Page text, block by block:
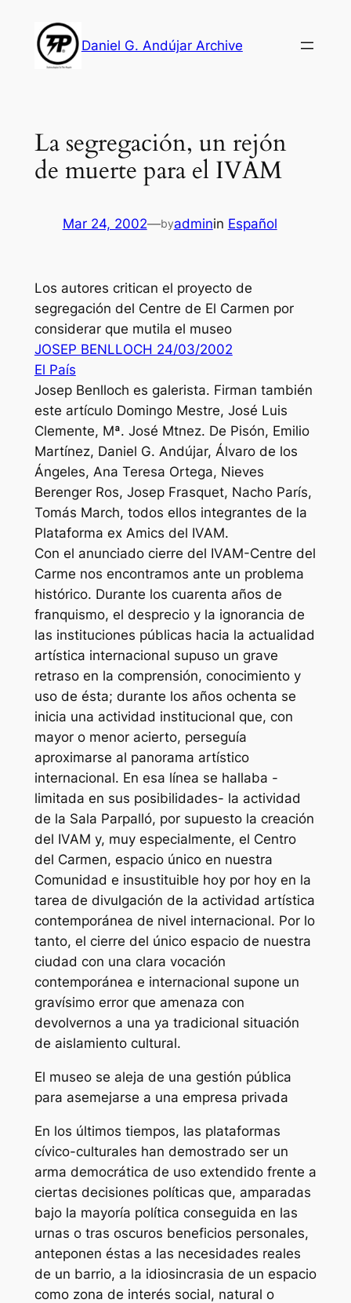
content
Daniel G. Andújar Archive
La segregación, un rejón
de muerte para el IVAM
Mar 24, 2002—byadminin Español
Los autores critican el proyecto de
segregación del Centre de El Carmen por
considerar que mutila el museo
JOSEP BENLLOCH 24/03/2002
El País
Josep Benlloch es galerista. Firman también
este artículo Domingo Mestre, José Luis
Clemente, Mª. José Mtnez. De Pisón, Emilio
Martínez, Daniel G. Andújar, Álvaro de los
Ángeles, Ana Teresa Ortega, Nieves
Berenger Ros, Josep Frasquet, Nacho París,
Tomás March, todos ellos integrantes de la
Plataforma ex Amics del IVAM.
Con el anunciado cierre del IVAM-Centre del
Carme nos encontramos ante un problema
histórico. Durante los cuarenta años de
franquismo, el desprecio y la ignorancia de
las instituciones públicas hacia la actualidad
artística internacional supuso un grave
retraso en la comprensión, conocimiento y
uso de ésta; durante los años ochenta se
inicia una actividad institucional que, con
mayor o menor acierto, perseguía
aproximarse al panorama artístico
internacional. En esa línea se hallaba -
limitada en sus posibilidades- la actividad
de la Sala Parpalló, por supuesto la creación
del IVAM y, muy especialmente, el Centro
del Carmen, espacio único en nuestra
Comunidad e insustituible hoy por hoy en la
tarea de divulgación de la actividad artística
contemporánea de nivel internacional. Por lo
tanto, el cierre del único espacio de nuestra
ciudad con una clara vocación
contemporánea e internacional supone un
gravísimo error que amenaza con
devolvernos a una ya tradicional situación
de aislamiento cultural.
El museo se aleja de una gestión pública
para asemejarse a una empresa privada
En los últimos tiempos, las plataformas
cívico-culturales han demostrado ser un
arma democrática de uso extendido frente a
ciertas decisiones políticas que, amparadas
bajo la mayoría política conseguida en las
urnas o tras oscuros beneficios personales,
anteponen éstas a las necesidades reales
de un barrio, a la idiosincrasia de un espacio
como zona de interés social, natural o